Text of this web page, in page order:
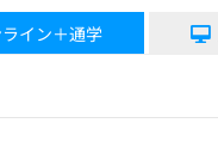
イン＋通学